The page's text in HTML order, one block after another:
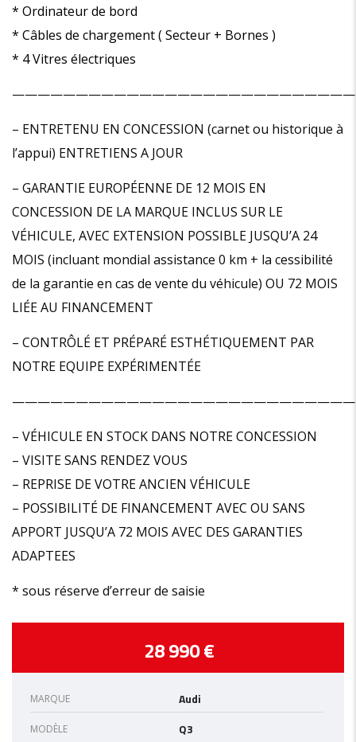
* Ordinateur de bord
* Câbles de chargement ( Secteur + Bornes )
* 4 Vitres électriques
– ENTRETENU EN CONCESSION (carnet ou historique à
l’appui) ENTRETIENS A JOUR
– GARANTIE EUROPÉENNE DE 12 MOIS EN
CONCESSION DE LA MARQUE INCLUS SUR LE
VÉHICULE, AVEC EXTENSION POSSIBLE JUSQU’A 24
MOIS (incluant mondial assistance 0 km + la cessibilité
de la garantie en cas de vente du véhicule) OU 72 MOIS
LIÉE AU FINANCEMENT
– CONTRÔLÉ ET PRÉPARÉ ESTHÉTIQUEMENT PAR
NOTRE EQUIPE EXPÉRIMENTÉE
– VÉHICULE EN STOCK DANS NOTRE CONCESSION
– VISITE SANS RENDEZ VOUS
– REPRISE DE VOTRE ANCIEN VÉHICULE
– POSSIBILITÉ DE FINANCEMENT AVEC OU SANS
APPORT JUSQU’A 72 MOIS AVEC DES GARANTIES
ADAPTEES
* sous réserve d’erreur de saisie
28 990 €
MARQUE Audi
MODÈLE Q3